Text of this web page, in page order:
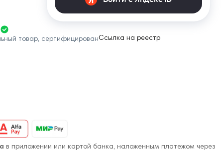
товар, сертифицированСсылка на реестр
в приложении или картой банка, наложенным платежом через